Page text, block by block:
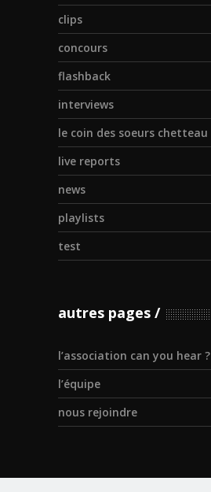
clips
concours
flashback
interviews
le coin des soeurs chetteau
live reports
news
playlists
test
autres pages
l’association can you hear ?
l’équipe
nous rejoindre